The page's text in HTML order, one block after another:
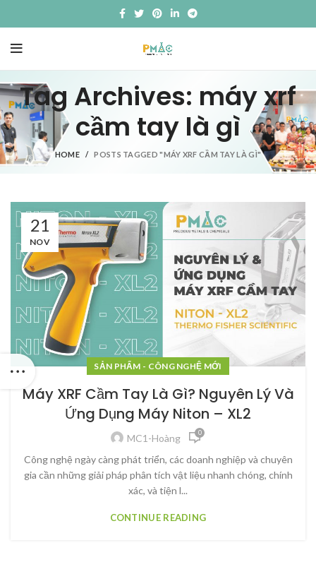
Tag Archives: máy xrf
cầm tay là gì
HOME POSTS TAGGED "MÁY XRF CẦM TAY LÀ GÌ"
21
NOV
SẢN PHẨM - CÔNG NGHỆ MỚI
Máy XRF Cầm Tay Là Gì? Nguyên Lý Và
Ứng Dụng Máy Niton – XL2
MC1-Hoàng 0
Công nghệ ngày càng phát triển, các doanh nghiệp và chuyên
gia cần những giải pháp phân tích vật liệu nhanh chóng, chính
xác, và tiện l...
CONTINUE READING